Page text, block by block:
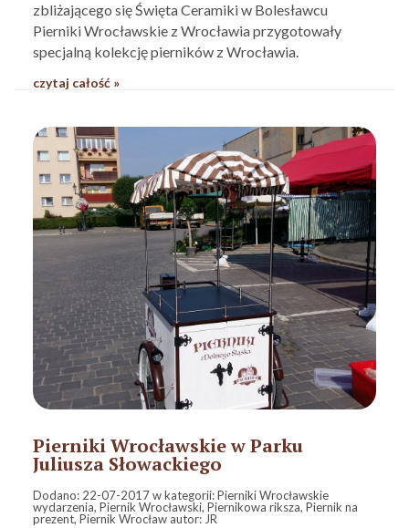
zbliżającego się Święta Ceramiki w Bolesławcu
Pierniki Wrocławskie z Wrocławia przygotowały
specjalną kolekcję pierników z Wrocławia.
czytaj całość »
Pierniki Wrocławskie w Parku
Juliusza Słowackiego
Dodano: 22-07-2017w kategorii:Pierniki Wrocławskie
wydarzenia, Piernik Wrocławski, Piernikowa riksza, Piernik na
prezent, Piernik Wrocław autor: JR